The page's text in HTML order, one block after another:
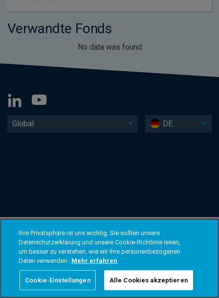
Verwandte Fonds
No data was found
Global DE
Ihre Privatsphäre ist uns wichtig. Sie sollten unsere
Datenschutzerklärung und unsere Cookie-Richtlinie lesen,
um besser zu verstehen, wie wir Ihre personenbezogenen
Daten verwenden. Mehr erfahren
Cookie-Einstellungen Alle Cookies akzeptieren